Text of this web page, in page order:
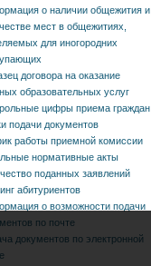
абитуриентов
о
подачи
по почте
документов по
почте
на поступление
о наличии общежития и
мест в общежитиях,
для иногородних
договора на оказание
образовательных услуг
цифры приема граждан
подачи документов
работы приемной комиссии
нормативные акты
поданных заявлений
абитуриентов
о возможности подачи
по почте
документов по электронной